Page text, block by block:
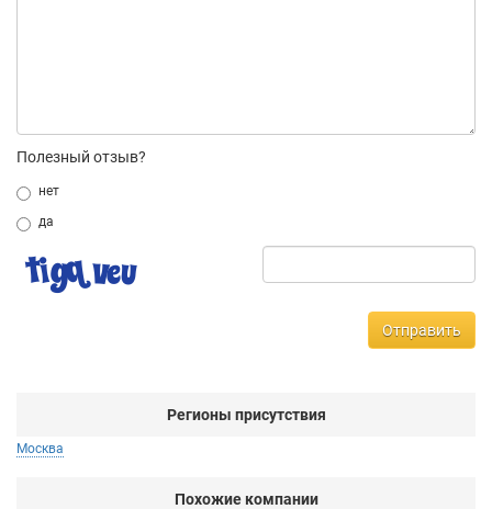
Полезный отзыв?
нет
да
Отправить
Регионы присутствия
Москва
Похожие компании